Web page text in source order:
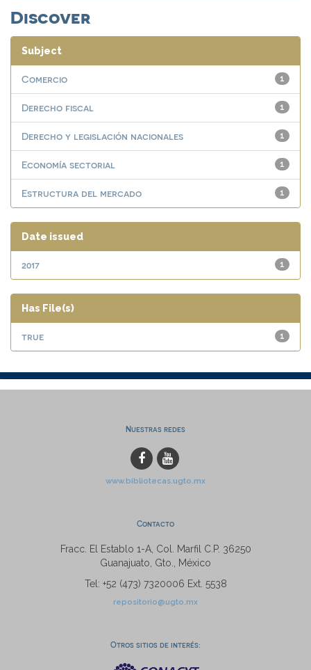
Discover
Subject
1
Comercio
1
Derecho fiscal
1
Derecho y legislación nacionales
1
Economía sectorial
1
Estructura del mercado
Date issued
1
2017
Has File(s)
1
true
Nuestras redes
www.bibliotecas.ugto.mx
Contacto
Fracc. El Establo 1-A, Col. Marfil C.P. 36250
Guanajuato, Gto., México
Tel: +52 (473) 7320006 Ext. 5538
repositorio@ugto.mx
Otros sitios de interés: